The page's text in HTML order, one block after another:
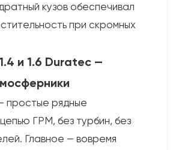
кузов обеспечивал
при скромных
и 1.6 Duratec —
простые рядные
ГРМ, без турбин, без
Главное — вовремя